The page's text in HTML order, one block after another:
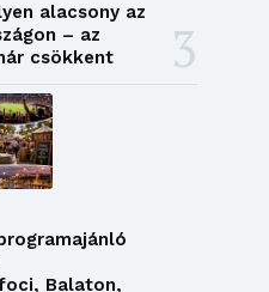
alacsony az
– az
csökkent
Balaton,